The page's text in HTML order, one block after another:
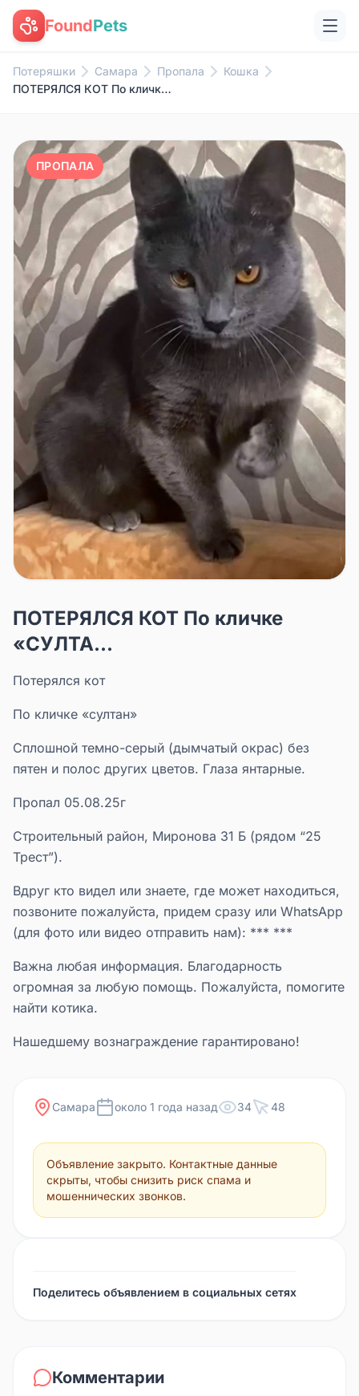
FoundPets
Потеряшки Самара Пропала
Кошка
ПОТЕРЯЛСЯ КОТ По кличке «СУЛТА...
ПРОПАЛА
ПОТЕРЯЛСЯ КОТ По кличке
«СУЛТА...
Потерялся кот
По кличке «султан»
Сплошной темно-серый (дымчатый окрас) без
пятен и полос других цветов. Глаза янтарные.
Пропал 05.08.25г
Строительный район, Миронова 31 Б (рядом “25
Трест”).
Вдруг кто видел или знаете, где может находиться,
позвоните пожалуйста, придем сразу или WhatsApp
(для фото или видео отправить нам): *** ***
Важна любая информация. Благодарность
огромная за любую помощь. Пожалуйста, помогите
найти котика.
Нашедшему вознаграждение гарантировано!
Самара около 1 года назад 34 48
Объявление закрыто. Контактные данные
скрыты, чтобы снизить риск спама и
мошеннических звонков.
Поделитесь объявлением в социальных сетях
Комментарии